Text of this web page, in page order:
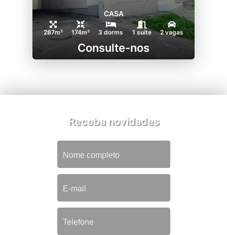
CASA
287m² 174m² 3 dorms 1 suíte 2 vagas
Consulte-nos
Receba novidades